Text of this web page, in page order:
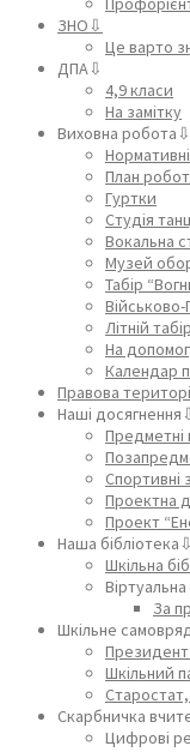
ЗНО⇩
Це варто
ДПА⇩
4,9 класи
На замітку
Виховна робота⇩
План
Гуртки
Студія
Вокальна
Музей
Табір
Військово-
Літній
На
Календар
Правова
Наші
Предметні
Спортивні
Проектна
Проект
Наша бібліотека⇩
Шкільна
За
Шкільне
Шкільний
Скарбничка
Цифрові